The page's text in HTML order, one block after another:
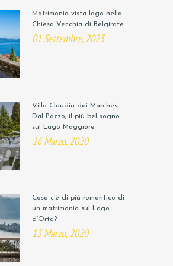
Matrimonio vista lago nella
Chiesa Vecchia di Belgirate
01 Settembre, 2023
Villa Claudia dei Marchesi
Dal Pozzo, il più bel sogno
sul Lago Maggiore
26 Marzo, 2020
Cosa c’è di più romantico di
un matrimonio sul Lago
d’Orta?
13 Marzo, 2020